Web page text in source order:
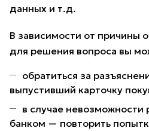
данных и т.д.
В зависимости от причины
для решения вопроса вы
обратиться за
выпустивший карточку
в случае
банком — повторить